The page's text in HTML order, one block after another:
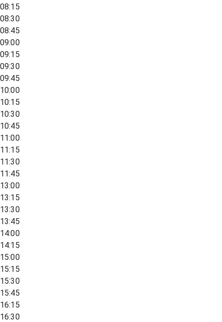
08:15
08:30
08:45
09:00
09:15
09:30
09:45
10:00
10:15
10:30
10:45
11:00
11:15
11:30
11:45
13:00
13:15
13:30
13:45
14:00
14:15
15:00
15:15
15:30
15:45
16:15
16:30